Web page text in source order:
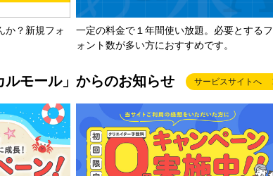
か？新規フォ
一定の料金で１年間使い放題。必要とするフ
ォント数が多い方におすすめです。
ルモール」からのお知らせ サービスサイトへ